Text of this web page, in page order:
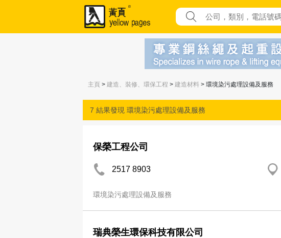
主頁 > 建造、裝修、環保工程 > 建造材料 > 環境染污處理設備及服務
7 結果發現 環境染污處理設備及服務
保榮工程公司
2517 8903
環境染污處理設備及服務
瑞典榮生環保科技有限公司